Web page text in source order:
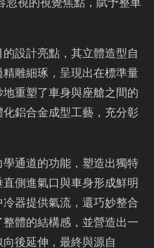
忽視的視覺焦點，賦予整車
設計亮點，其立體造型自
雕細琢，呈現出在標準量
重塑了車身與座艙之間的
鋁合金成型工藝，充分彰
通道的功能，塑造出獨特
側進氣口與車身形成鮮明
器提供氣流，還巧妙整合
體的結構感，並營造出一
後延伸，最終與源自